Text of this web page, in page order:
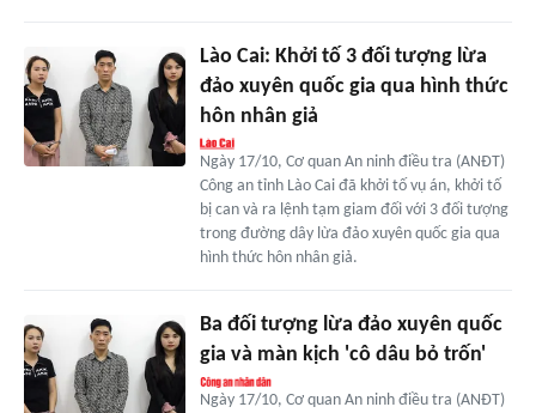
Lào Cai: Khởi tố 3 đối tượng lừa
đảo xuyên quốc gia qua hình thức
hôn nhân giả
Ngày 17/10, Cơ quan An ninh điều tra (ANĐT)
Công an tỉnh Lào Cai đã khởi tố vụ án, khởi tố
bị can và ra lệnh tạm giam đối với 3 đối tượng
trong đường dây lừa đảo xuyên quốc gia qua
hình thức hôn nhân giả.
Ba đối tượng lừa đảo xuyên quốc
gia và màn kịch 'cô dâu bỏ trốn'
Ngày 17/10, Cơ quan An ninh điều tra (ANĐT)